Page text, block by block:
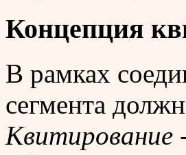
Концепция
В рамках
сегмента
Квитирование